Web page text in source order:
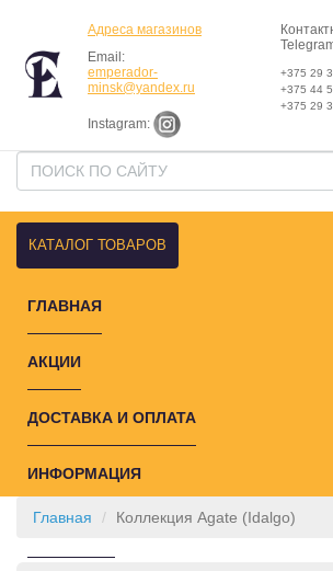
Адреса магазинов
Email:
emperador-
minsk@yandex.ru
Instagram:
+375 29
+375 44
+375 29
КАТАЛОГ ТОВАРОВ
ГЛАВНАЯ
АКЦИИ
ДОСТАВКА И ОПЛАТА
ИНФОРМАЦИЯ
Главная Коллекция Agate (Idalgo)